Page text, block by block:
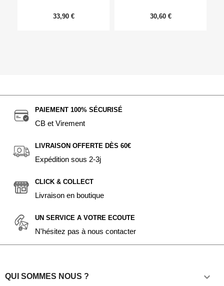
33,90 € 30,60 €
PAIEMENT 100% SÉCURISÉ
CB et Virement
LIVRAISON OFFERTE DÈS 60€
Expédition sous 2-3j
CLICK & COLLECT
Livraison en boutique
UN SERVICE A VOTRE ECOUTE
N'hésitez pas à nous contacter
QUI SOMMES NOUS ? 